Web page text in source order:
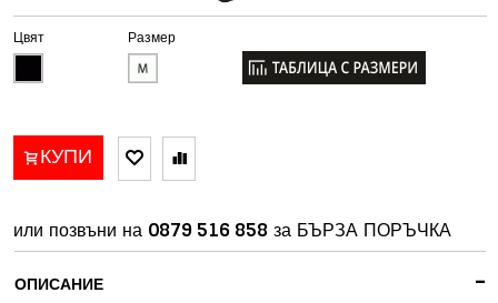
Цвят Размер
КУПИ
или позвъни на 0879 516 858 за БЪРЗА ПОРЪЧКА
-
ОПИСАНИЕ